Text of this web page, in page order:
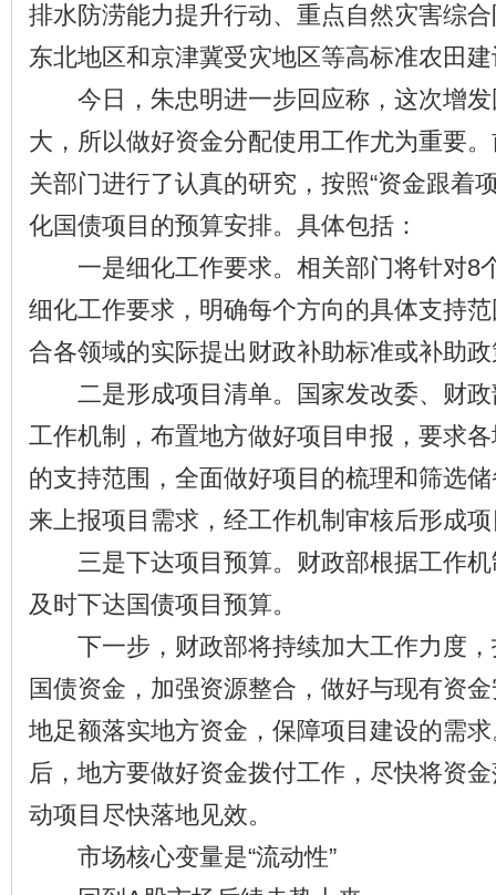
排水防涝能力提升行动、重点自然灾害综
东北地区和京津冀受灾地区等高标准农田
今日，朱忠明进一步回应称，这次增发
大，所以做好资金分配使用工作尤为重要
关部门进行了认真的研究，按照“资金跟着
化国债项目的预算安排。具体包括：
一是细化工作要求。相关部门将针对8
细化工作要求，明确每个方向的具体支持
合各领域的实际提出财政补助标准或补助
二是形成项目清单。国家发改委、财政
工作机制，布置地方做好项目申报，要求
的支持范围，全面做好项目的梳理和筛选
来上报项目需求，经工作机制审核后形成
三是下达项目预算。财政部根据工作机
及时下达国债项目预算。
下一步，财政部将持续加大工作力度，
国债资金，加强资源整合，做好与现有资
地足额落实地方资金，保障项目建设的需
后，地方要做好资金拨付工作，尽快将资
动项目尽快落地见效。
市场核心变量是“流动性”